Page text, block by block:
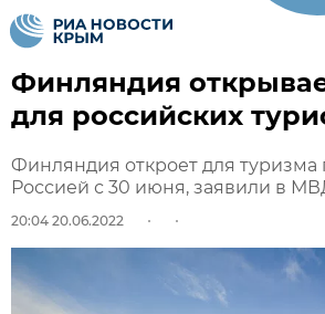
Финляндия
для российских
Финляндия откроет для туризма
Россией с 30 июня, заявили в
20:04 20.06.2022